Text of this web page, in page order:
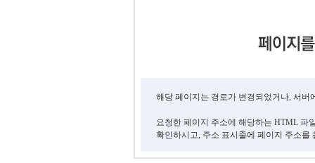
해당 페이지는 경로가 변경되었거나, 서
요청한 페이지 주소에 해당하는 HTML 파
확인하시고, 주소 표시줄에 페이지 주소